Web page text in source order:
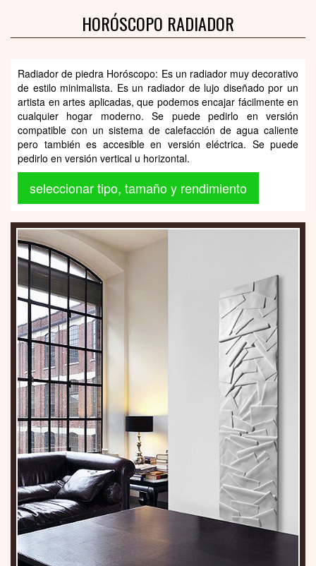
HORÓSCOPO RADIADOR
Radiador de piedra Horóscopo: Es un radiador muy decorativo
de estilo minimalista. Es un radiador de lujo diseñado por un
artista en artes aplicadas, que podemos encajar fácilmente en
cualquier hogar moderno. Se puede pedirlo en versión
compatible con un sistema de calefacción de agua caliente
pero también es accesible en versión eléctrica. Se puede
pedirlo en versión vertical u horizontal.
seleccionar tipo, tamaño y rendimiento